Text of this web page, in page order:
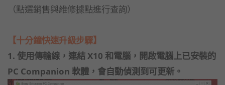
（點選銷售與維修據點進行查詢）
【十分鐘快速升級步驟】
1. 使用傳輸線，連結 X10 和電腦，開啟電腦上已安裝的
PC Companion 軟體，會自動偵測到可更新。